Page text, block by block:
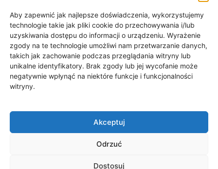
Aby zapewnić jak najlepsze doświadczenia, wykorzystujemy
technologie takie jak pliki cookie do przechowywania i/lub
uzyskiwania dostępu do informacji o urządzeniu. Wyrażenie
zgody na te technologie umożliwi nam przetwarzanie danych,
takich jak zachowanie podczas przeglądania witryny lub
unikalne identyfikatory. Brak zgody lub jej wycofanie może
negatywnie wpłynąć na niektóre funkcje i funkcjonalności
witryny.
Akceptuj
Odrzuć
Dostosuj
ABOUT US
informacje z regionu / nagrania filmowe / produkcja video /
spoty reklamowe / materiały graficzne
Contact us:redakcja@gryf.tv